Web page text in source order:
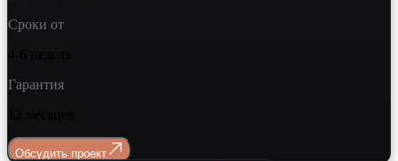
Сроки от
Гарантия
Обсудить проект